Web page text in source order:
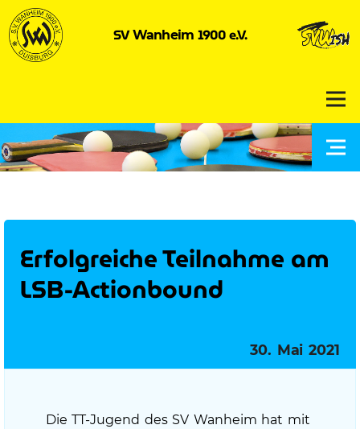
SVWanheim 1900 e.V.
Erfolgreiche Teilnahme am
LSB-Actionbound
Veröffentlicht
am
30. Mai 2021
Die TT-Jugend des SV Wanheim hat mit